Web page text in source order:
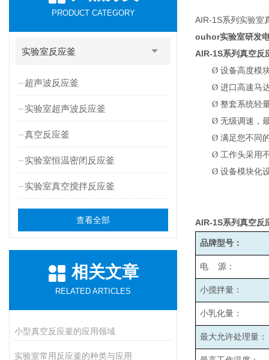
PRODUCT CATEGORY
实验室反应釜
超声波反应釜
实验室超声波反应釜
真空反应釜
实验室恒温密闭反应釜
实验室真空搅拌反应釜
查看全部
相关文章
RELATED ARTICLES
小型真空反应釜的应用领域
实验室常用反应釜的种类与应用
AIR-1S系列实验室
ouhor实验室研发
AIR-1S系列真空反
Ø 设备高度模
Ø 进口高速马
Ø 整套系统轻
Ø 无级调速，
Ø 满足您不同
Ø 工作头采用
Ø 设备模块化
AIR-1S系列真空反
品牌型号：
电 源：
小搅拌量：
小乳化量：
最大允许处理量：